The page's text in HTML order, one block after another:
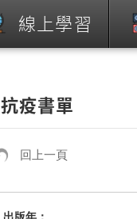
線上學習
抗疫書單
回上一頁
出版年